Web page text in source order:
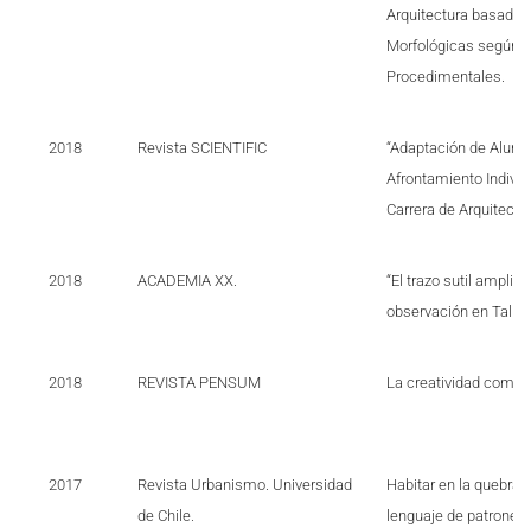
Arquitectura basada
Morfológicas según
Procedimentales.
2018 Revista SCIENTIFIC
“Adaptación de
Afrontamiento
Carrera de
2018 ACADEMIA XX.
“El trazo sutil
observación en
2018 REVISTA PENSUM La creatividad como
2017
Revista Urbanismo. Universidad
de Chile.
Habitar en la
lenguaje de